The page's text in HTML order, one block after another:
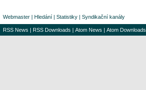
Webmaster | Hledání | Statistiky | Syndikační kanály
RSS News | RSS Downloads | Atom News | Atom Downloads